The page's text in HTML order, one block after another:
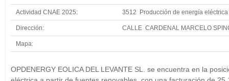
Actividad CNAE 2025: 3512 Producción de energía
Dirección: CALLE CARDENAL MARCELO
Mapa:
−
OPDENERGY EOLICA DEL LEVANTE SL. se encuentra en la